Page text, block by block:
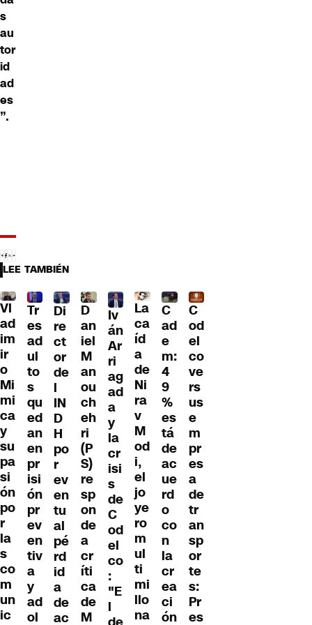
s
au
tor
id
ad
es
”.
LEE TAMBIÉN
Vl
ad
im
ir
o
Mi
mi
ca
y
su
pa
si
ón
po
r
la
s
co
m
un
ic
Tr
es
ad
ul
to
s
qu
ed
an
en
pr
isi
ón
pr
ev
en
tiv
a
y
ad
ol
Di
re
ct
or
de
l
IN
D
H
po
r
ev
en
tu
al
pé
rd
id
a
de
ac
D
an
iel
M
an
ou
ch
eh
ri
(P
S)
re
sp
on
de
a
cr
íti
ca
de
M
Iv
án
Ar
ri
ag
ad
a
y
la
cr
isi
s
de
C
od
el
co
:
"E
l
La
ca
íd
a
de
Ni
ra
v
M
od
i,
el
jo
ye
ro
m
ul
ti
mi
llo
na
C
ad
e
m:
4
9
%
es
tá
de
ac
ue
rd
o
co
n
la
cr
ea
ci
ón
C
od
el
co
ve
rs
us
e
m
pr
es
a
de
tr
an
sp
or
te
s:
Pr
es